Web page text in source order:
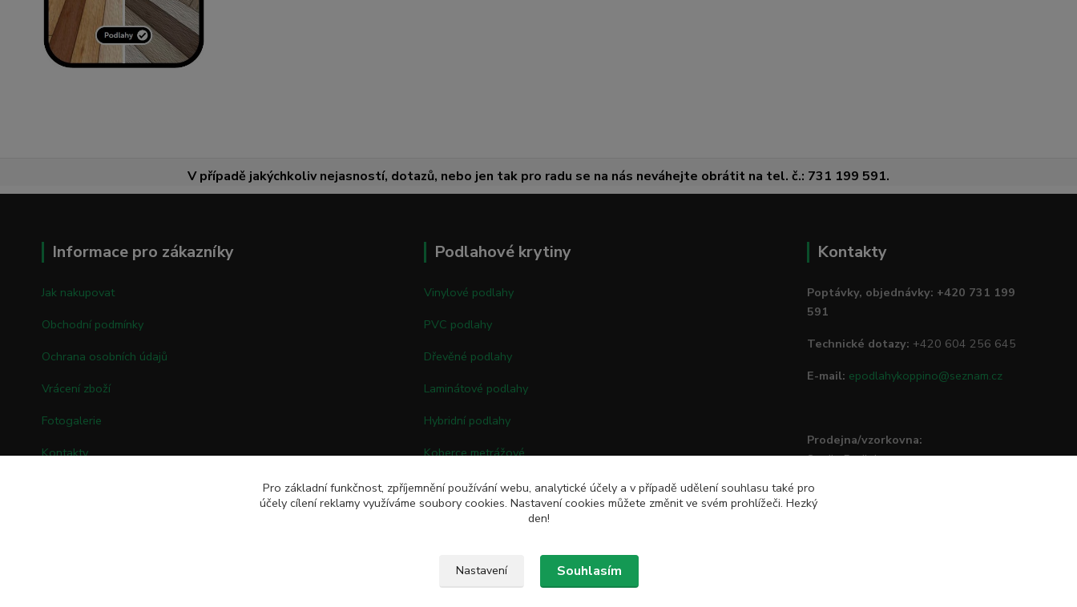
V případě jakýchkoliv nejasností, dotazů, nebo jen tak pro radu se na nás neváhejte obrátit na tel. č.: 731 199 591.
Informace pro zákazníky
Jak nakupovat
Obchodní podmínky
Ochrana osobních údajů
Vrácení zboží
Fotogalerie
Kontakty
Podlahové krytiny
Vinylové podlahy
PVC podlahy
Dřevěné podlahy
Laminátové podlahy
Hybridní podlahy
Koberce metrážové
Kobercové čtverce
Kontakty
Poptávky, objednávky: +420 731 199
591
Technické dotazy: +420 604 256 645
E-mail: epodlahykoppino@seznam.cz
Prodejna/vzorkovna:
Studio Podlah
74801 Hlučín
Pro základní funkčnost, zpříjemnění používání webu, analytické účely a v případě udělení souhlasu také pro
účely cílení reklamy využíváme soubory cookies. Nastavení cookies můžete změnit ve svém prohlížeči. Hezký
den!
Nastavení Souhlasím